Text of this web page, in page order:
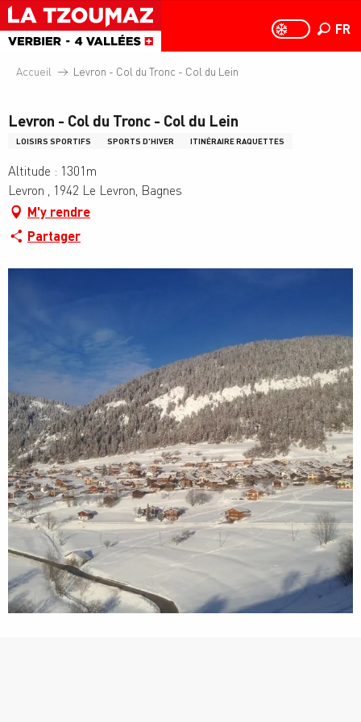
Aller
au
contenu
principal
PAGE D’ACCUEIL
PAGE
FR
Accueil Levron - Col du Tronc - Col du Lein
Levron - Col du Tronc - Col du Lein
LOISIRS SPORTIFS SPORTS D'HIVER ITINÉRAIRE RAQUETTES
Altitude : 1301m
Levron , 1942 Le Levron, Bagnes
M'y rendre
Partager